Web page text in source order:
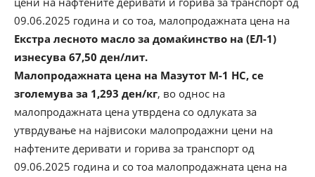
09.06.2025 година и со тоа, малопродажната цена на
Екстра лесното масло за домаќинство на (ЕЛ-1)
изнесува 67,50 ден/лит.
Малопродажната цена на Мазутот М-1 НС, се
зголемува за 1,293 ден/кг, во однос на
малопродажната цена утврдена со одлуката за
утврдување на највисоки малопродажни цени на
нафтените деривати и горива за транспорт од
09.06.2025 година и со тоа малопродажната цена на